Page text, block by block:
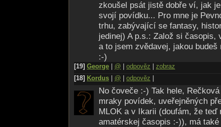
zkoušel psát jistě dobře ví, jak
svojí povídku... Pro mne je
trhu, zabývající se fantasy,
jedinej) A p.s.: Založ si
a to jsem zvědavej, jakou
:-)
[19] George @ odpověz
zobraz
[18] Kordus @ odpověz
No čoveče :-) Tak hele,
mraky povídek, uveřejněných
MLOK a v Ikarii (doufám, že teď
amatérskej časopis :-)), má